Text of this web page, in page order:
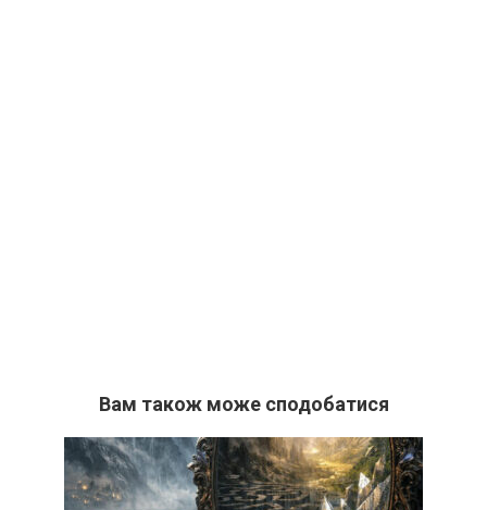
Вам також може сподобатися